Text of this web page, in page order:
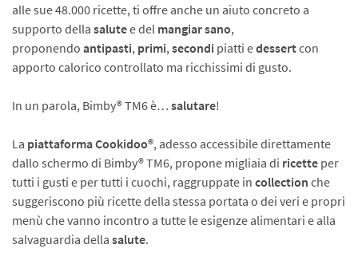
alle sue 48.000 ricette, ti offre anche un aiuto concreto a
supporto della salutee del mangiarsano,
proponendo antipasti, primi, secondi piatti edessertcon
apporto calorico controllato ma ricchissimi di gusto.
In un parola, Bimby® TM6 è… salutare!
La piattaformaCookidoo®, adesso accessibile direttamente
dallo schermo di Bimby® TM6, propone migliaia di ricette per
tutti i gusti e per tutti i cuochi, raggruppate in collection che
suggeriscono più ricette della stessa portata o dei veri e propri
menù che vanno incontro a tutte le esigenze alimentari e alla
salvaguardia della salute.